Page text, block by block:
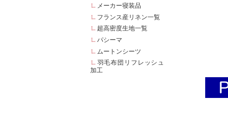
メーカー寝装品
フランス産リネン一覧
超高密度生地一覧
パシーマ
ムートンシーツ
羽毛布団リフレッシュ
加工